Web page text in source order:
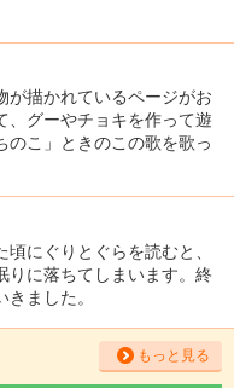
が描かれているページがお
、グーやチョキを作って遊
のこ」ときのこの歌を歌っ
にぐりとぐらを読むと、
りに落ちてしまいます。終
ました。
もっと見る